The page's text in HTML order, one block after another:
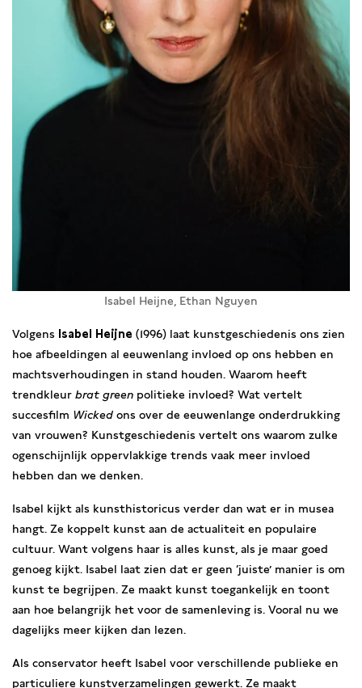
Isabel Heijne, Ethan Nguyen
Volgens Isabel Heijne (1996) laat kunstgeschiedenis ons zien
hoe afbeeldingen al eeuwenlang invloed op ons hebben en
machtsverhoudingen in stand houden. Waarom heeft
trendkleur brat green politieke invloed? Wat vertelt
succesfilm Wicked ons over de eeuwenlange onderdrukking
van vrouwen? Kunstgeschiedenis vertelt ons waarom zulke
ogenschijnlijk oppervlakkige trends vaak meer invloed
hebben dan we denken.
Isabel kijkt als kunsthistoricus verder dan wat er in musea
hangt. Ze koppelt kunst aan de actualiteit en populaire
cultuur. Want volgens haar is alles kunst, als je maar goed
genoeg kijkt. Isabel laat zien dat er geen ‘juiste’ manier is om
kunst te begrijpen. Ze maakt kunst toegankelijk en toont
aan hoe belangrijk het voor de samenleving is. Vooral nu we
dagelijks meer kijken dan lezen.
Als conservator heeft Isabel voor verschillende publieke en
particuliere kunstverzamelingen gewerkt. Ze maakt